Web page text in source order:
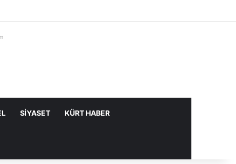
SIYASET KÜRT HABER